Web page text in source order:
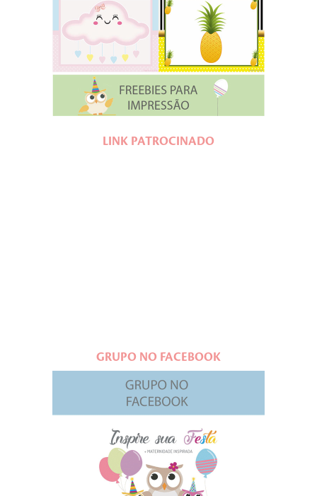
LINK PATROCINADO
GRUPO NO FACEBOOK